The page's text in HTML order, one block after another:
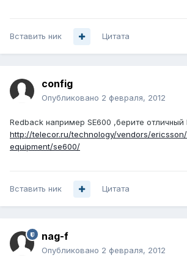
Вставить ник Цитата
config
Опубликовано 2 февраля, 2012
Redback например SE600 ,берите отличный
http://telecor.ru/technology/vendors/
equipment/se600/
Вставить ник Цитата
nag-f
Опубликовано 2 февраля, 2012